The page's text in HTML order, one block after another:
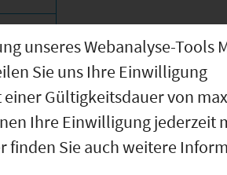
unseres Webanalyse-Tools
Sie uns Ihre Einwilligung
Gültigkeitsdauer von
Ihre Einwilligung jederzeit
finden Sie auch weitere